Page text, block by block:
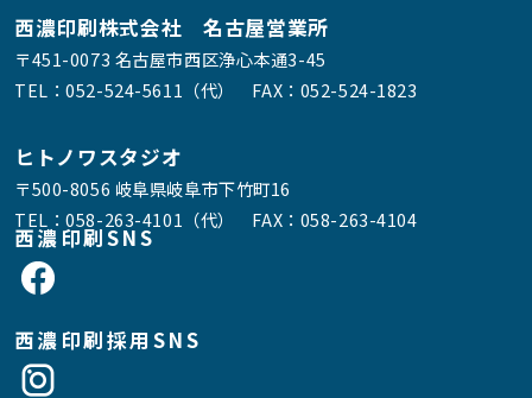
西濃印刷株式会社 名古屋営業所
〒451-0073 名古屋市西区浄心本通3-45
TEL：052-524-5611（代） FAX：052-524-1823
ヒトノワスタジオ
〒500-8056 岐阜県岐阜市下竹町16
TEL：058-263-4101（代） FAX：058-263-4104
西濃印刷SNS
西濃印刷採用SNS